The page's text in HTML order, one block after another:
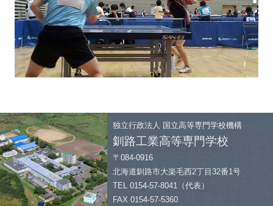
独立行政法人 国立高等専門学校機構
釧路工業高等専門学校
〒084-0916
北海道釧路市大楽毛西2丁目32番1号
TEL 0154-57-8041（代表）
FAX 0154-57-5360